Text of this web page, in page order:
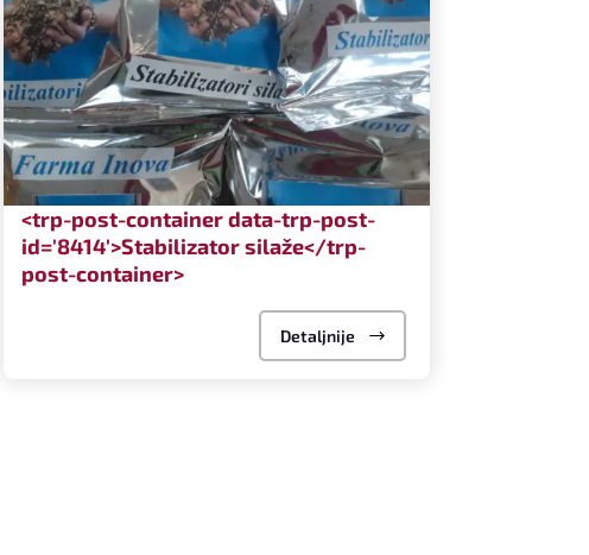
<trp-post-container data-trp-post-
id='8414'>Stabilizator silaže</trp-
post-container>
Detaljnije